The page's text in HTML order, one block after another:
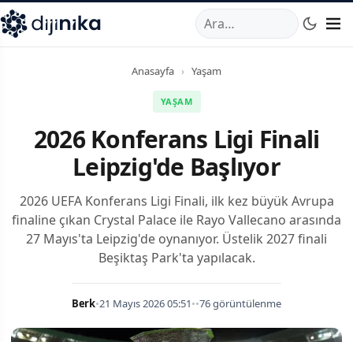
,Marmara Mahallesi,Beylikdüzü34520TRTelefon:0850
Anasayfa › Yaşam
YAŞAM
2026 Konferans Ligi Finali
Leipzig'de Başlıyor
2026 UEFA Konferans Ligi Finali, ilk kez büyük Avrupa
finaline çıkan Crystal Palace ile Rayo Vallecano arasında
27 Mayıs'ta Leipzig'de oynanıyor. Üstelik 2027 finali
Beşiktaş Park'ta yapılacak.
Berk•21 Mayıs 2026 05:51••76 görüntülenme